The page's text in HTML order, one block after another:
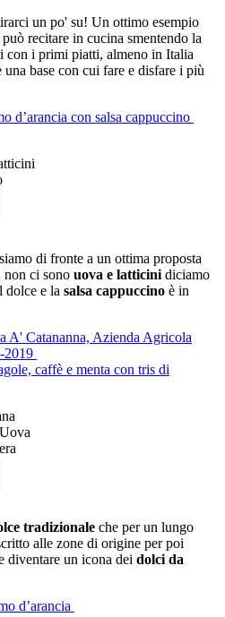
un po' su! Un ottimo esempio
recitare in cucina smentendo la
con i primi piatti, almeno in Italia
base con cui fare e disfare i più
d’arancia con salsa cappuccino
di fronte a un ottima proposta
non ci sono uova e latticini diciamo
dolce e la salsa cappuccino è in
A' Catananna, Azienda Agricola
2019
caffè e menta con tris di
tradizionale che per un lungo
alle zone di origine per poi
diventare un icona dei dolci da
d’arancia